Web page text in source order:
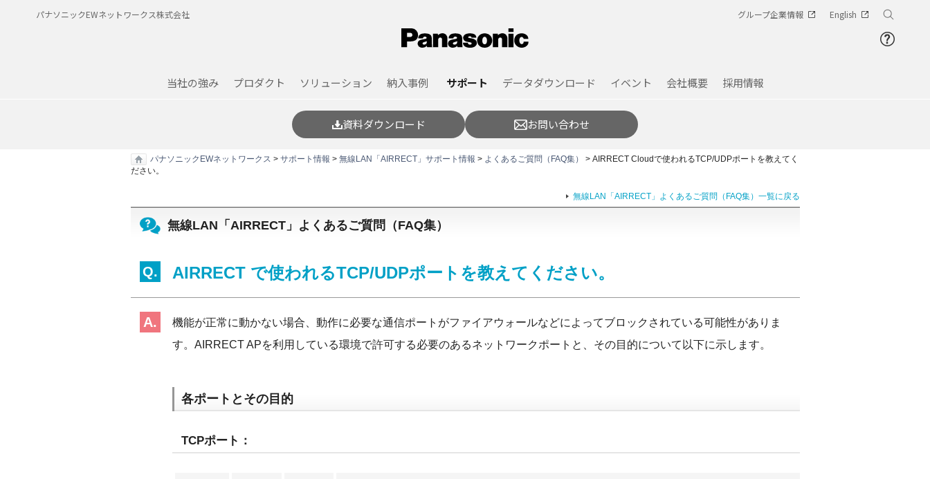
パナソニックEWネットワークス株式会社 グループ企業情報 English
当社の強み プロダクト ソリューション 納入事例 サポート データダウンロード イベント 会社概要 採用情報
資料ダウンロード お問い合わせ
パナソニックEWネットワークス > サポート情報 > 無線LAN「AIRRECT」サポート情報 > よくあるご質問（FAQ集）
> AIRRECT Cloudで使われるTCP/UDPポートを教えてく
ださい。
無線LAN「AIRRECT」よくあるご質問（FAQ集）一覧に戻る
無線LAN「AIRRECT」よくあるご質問（FAQ集）
AIRRECT で使われるTCP/UDPポートを教えてください。
機能が正常に動かない場合、動作に必要な通信ポートがファイアウォールなどによってブロックされている可能性がありま
す。AIRRECT APを利用している環境で許可する必要のあるネットワークポートと、その目的について以下に示します。
各ポートとその目的
TCPポート：